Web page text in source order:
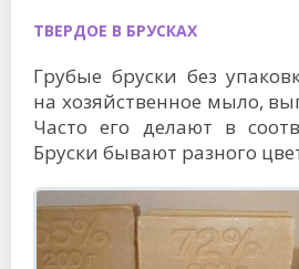
ТВЕРДОЕ В БРУСКАХ
Грубые бруски без
на хозяйственное мыло,
Часто его делают в
Бруски бывают разного